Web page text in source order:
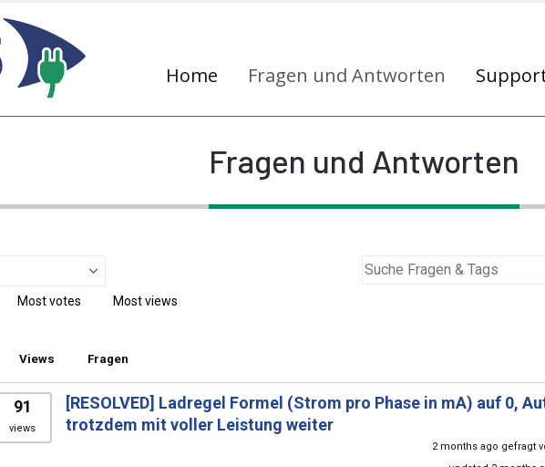
Home Fragen und Antworten
Fragen und Antworten
Most votes Most views
Views Fragen
91
views
[RESOLVED] Ladregel Formel (Strom pro Phase in mA) auf 0,
trotzdem mit voller Leistung weiter
2 months ago gefragt